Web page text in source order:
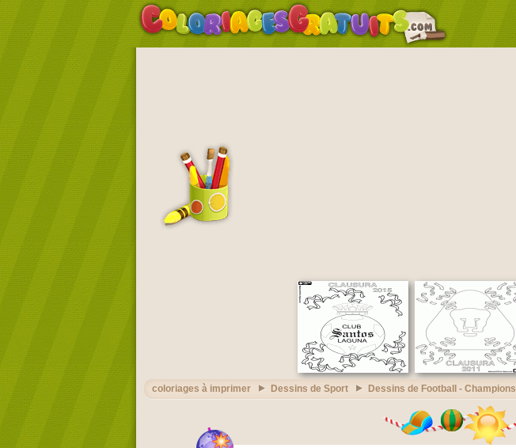
coloriages à imprimer Dessins de Sport Dessins de Football - Champions